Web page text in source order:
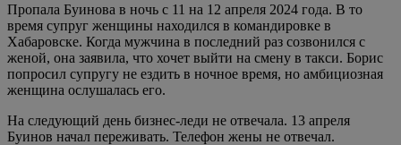
Пропала Буинова в ночь с 11 на 12 апреля 2024 года. В то
время супруг женщины находился в командировке в
Хабаровске. Когда мужчина в последний раз созвонился с
женой, она заявила, что хочет выйти на смену в такси. Борис
попросил супругу не ездить в ночное время, но амбициозная
женщина ослушалась его.
На следующий день бизнес-леди не отвечала. 13 апреля
Буинов начал переживать. Телефон жены не отвечал.